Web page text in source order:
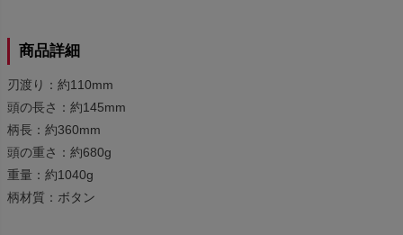
商品詳細
刃渡り：約110mm
頭の長さ：約145mm
柄長：約360mm
頭の重さ：約680g
重量：約1040g
柄材質：ボタン